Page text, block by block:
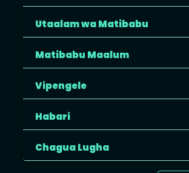
Utaalam wa Matibabu
Matibabu Maalum
Vipengele
Habari
Chagua Lugha